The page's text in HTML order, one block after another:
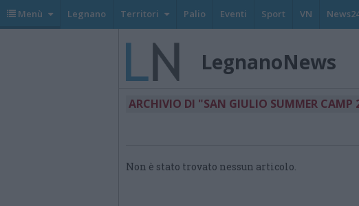
Menù Legnano Territori Palio Eventi Sport VN
LegnanoNews
ARCHIVIO DI "SAN GIULIO SUMMER CAMP
Non è stato trovato nessun articolo.